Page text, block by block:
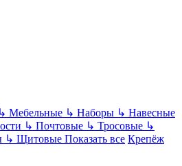
↳ Мебельные ↳ Наборы ↳ Навесные
↳ Почтовые ↳ Тросовые ↳
↳ Щитовые Показать все Крепёж